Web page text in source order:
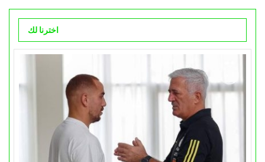
اخترنا لك